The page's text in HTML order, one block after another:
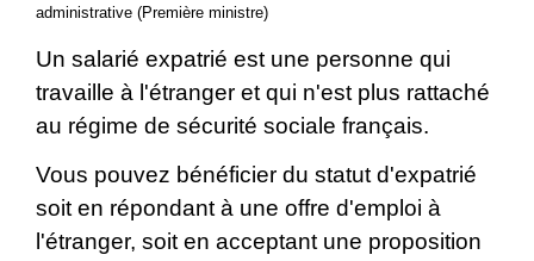
administrative (Première ministre)
Un salarié expatrié est une personne qui
travaille à l'étranger et qui n'est plus rattaché
au régime de sécurité sociale français.
Vous pouvez bénéficier du statut d'expatrié
soit en répondant à une offre d'emploi à
l'étranger, soit en acceptant une proposition